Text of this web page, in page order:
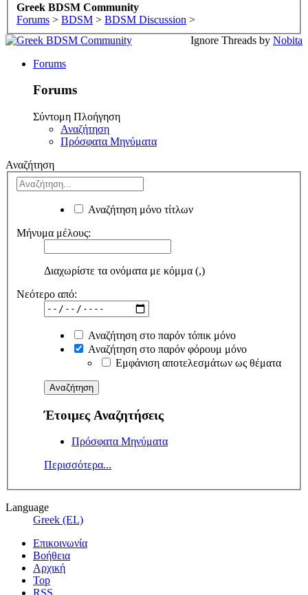
Greek BDSM Community
Forums > BDSM > BDSM Discussion >
Ignore Threads by Nobita
Forums
Forums
Σύντομη Πλοήγηση
Αναζήτηση
Πρόσφατα Μηνύματα
Αναζήτηση
Αναζήτηση μόνο τίτλων
Μήνυμα μέλους:
Διαχωρίστε τα ονόματα με κόμμα (,)
Νεότερο από:
Αναζήτηση στο παρόν τόπικ μόνο
Αναζήτηση στο παρόν φόρουμ μόνο
Εμφάνιση αποτελεσμάτων ως θέματα
Έτοιμες Αναζητήσεις
Πρόσφατα Μηνύματα
Περισσότερα...
Language
Greek (EL)
Επικοινωνία
Βοήθεια
Αρχική
Top